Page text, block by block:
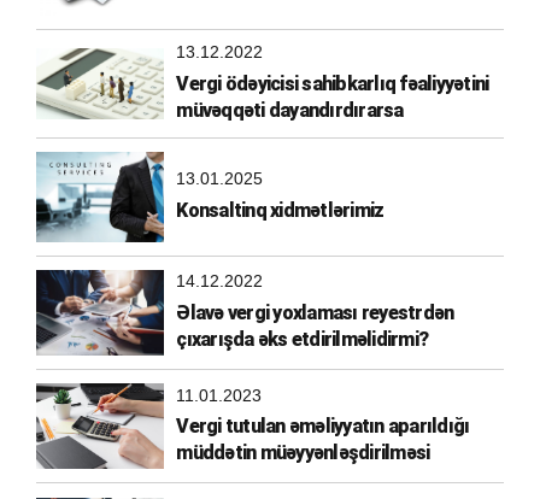
13.12.2022
Vergi ödəyicisi sahibkarlıq fəaliyyətini
müvəqqəti dayandırdırarsa
13.01.2025
Konsaltinq xidmətlərimiz
14.12.2022
Əlavə vergi yoxlaması reyestrdən
çıxarışda əks etdirilməlidirmi?
11.01.2023
Vergi tutulan əməliyyatın aparıldığı
müddətin müəyyənləşdirilməsi